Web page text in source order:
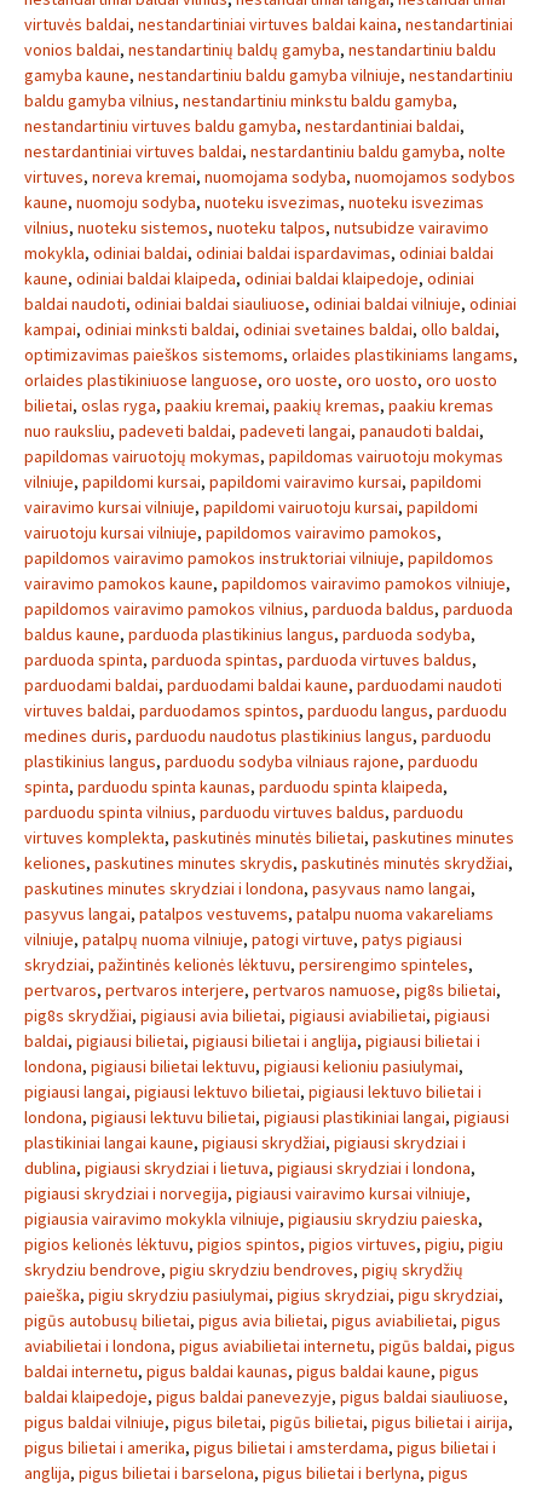
virtuvės baldai, nestandartiniai virtuves baldai kaina, nestandartiniai
vonios baldai, nestandartinių baldų gamyba, nestandartiniu baldu
gamyba kaune, nestandartiniu baldu gamyba vilniuje, nestandartiniu
baldu gamyba vilnius, nestandartiniu minkstu baldu gamyba,
nestandartiniu virtuves baldu gamyba, nestardantiniai baldai,
nestardantiniai virtuves baldai, nestardantiniu baldu gamyba, nolte
virtuves, noreva kremai, nuomojama sodyba, nuomojamos sodybos
kaune, nuomoju sodyba, nuoteku isvezimas, nuoteku isvezimas
vilnius, nuoteku sistemos, nuoteku talpos, nutsubidze vairavimo
mokykla, odiniai baldai, odiniai baldai ispardavimas, odiniai baldai
kaune, odiniai baldai klaipeda, odiniai baldai klaipedoje, odiniai
baldai naudoti, odiniai baldai siauliuose, odiniai baldai vilniuje, odiniai
kampai, odiniai minksti baldai, odiniai svetaines baldai, ollo baldai,
optimizavimas paieškos sistemoms, orlaides plastikiniams langams,
orlaides plastikiniuose languose, oro uoste, oro uosto, oro uosto
bilietai, oslas ryga, paakiu kremai, paakių kremas, paakiu kremas
nuo rauksliu, padeveti baldai, padeveti langai, panaudoti baldai,
papildomas vairuotojų mokymas, papildomas vairuotoju mokymas
vilniuje, papildomi kursai, papildomi vairavimo kursai, papildomi
vairavimo kursai vilniuje, papildomi vairuotoju kursai, papildomi
vairuotoju kursai vilniuje, papildomos vairavimo pamokos,
papildomos vairavimo pamokos instruktoriai vilniuje, papildomos
vairavimo pamokos kaune, papildomos vairavimo pamokos vilniuje,
papildomos vairavimo pamokos vilnius, parduoda baldus, parduoda
baldus kaune, parduoda plastikinius langus, parduoda sodyba,
parduoda spinta, parduoda spintas, parduoda virtuves baldus,
parduodami baldai, parduodami baldai kaune, parduodami naudoti
virtuves baldai, parduodamos spintos, parduodu langus, parduodu
medines duris, parduodu naudotus plastikinius langus, parduodu
plastikinius langus, parduodu sodyba vilniaus rajone, parduodu
spinta, parduodu spinta kaunas, parduodu spinta klaipeda,
parduodu spinta vilnius, parduodu virtuves baldus, parduodu
virtuves komplekta, paskutinės minutės bilietai, paskutines minutes
keliones, paskutines minutes skrydis, paskutinės minutės skrydžiai,
paskutines minutes skrydziai i londona, pasyvaus namo langai,
pasyvus langai, patalpos vestuvems, patalpu nuoma vakareliams
vilniuje, patalpų nuoma vilniuje, patogi virtuve, patys pigiausi
skrydziai, pažintinės kelionės lėktuvu, persirengimo spinteles,
pertvaros, pertvaros interjere, pertvaros namuose, pig8s bilietai,
pig8s skrydžiai, pigiausi avia bilietai, pigiausi aviabilietai, pigiausi
baldai, pigiausi bilietai, pigiausi bilietai i anglija, pigiausi bilietai i
londona, pigiausi bilietai lektuvu, pigiausi kelioniu pasiulymai,
pigiausi langai, pigiausi lektuvo bilietai, pigiausi lektuvo bilietai i
londona, pigiausi lektuvu bilietai, pigiausi plastikiniai langai, pigiausi
plastikiniai langai kaune, pigiausi skrydžiai, pigiausi skrydziai i
dublina, pigiausi skrydziai i lietuva, pigiausi skrydziai i londona,
pigiausi skrydziai i norvegija, pigiausi vairavimo kursai vilniuje,
pigiausia vairavimo mokykla vilniuje, pigiausiu skrydziu paieska,
pigios kelionės lėktuvu, pigios spintos, pigios virtuves, pigiu, pigiu
skrydziu bendrove, pigiu skrydziu bendroves, pigių skrydžių
paieška, pigiu skrydziu pasiulymai, pigius skrydziai, pigu skrydziai,
pigūs autobusų bilietai, pigus avia bilietai, pigus aviabilietai, pigus
aviabilietai i londona, pigus aviabilietai internetu, pigūs baldai, pigus
baldai internetu, pigus baldai kaunas, pigus baldai kaune, pigus
baldai klaipedoje, pigus baldai panevezyje, pigus baldai siauliuose,
pigus baldai vilniuje, pigus biletai, pigūs bilietai, pigus bilietai i airija,
pigus bilietai i amerika, pigus bilietai i amsterdama, pigus bilietai i
anglija, pigus bilietai i barselona, pigus bilietai i berlyna, pigus